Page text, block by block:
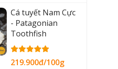
Cá tuyết Nam Cực
- Patagonian
Toothfish
219.900đ/100g